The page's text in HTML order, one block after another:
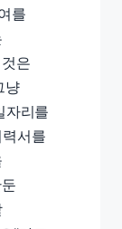
를
은
냥
자리를
서를